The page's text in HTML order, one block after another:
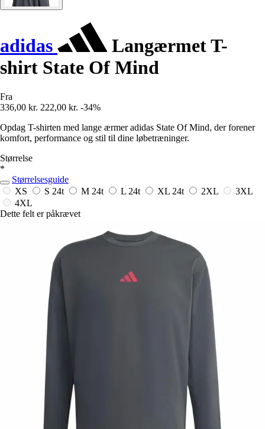
adidas
Langærmet T-
shirt State Of Mind
Fra
336,00 kr. 222,00 kr. -34%
Opdag T-shirten med lange ærmer adidas State Of Mind, der forener
komfort, performance og stil til dine løbetræninger.
Størrelse
*
Størrelsesguide
XS
S 24t M 24t L 24t XL 24t 2XL
3XL
4XL
Dette felt er påkrævet